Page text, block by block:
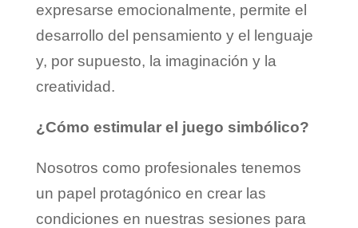
expresarse emocionalmente, permite el
desarrollo del pensamiento y el lenguaje
y, por supuesto, la imaginación y la
creatividad.
¿Cómo estimular el juego simbólico?
Nosotros como profesionales tenemos
un papel protagónico en crear las
condiciones en nuestras sesiones para